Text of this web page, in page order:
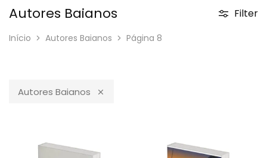
Autores Baianos
Início Autores Baianos Página 8
Filter
Autores Baianos